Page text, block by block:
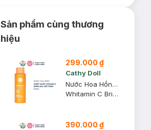
Sản phẩm cùng thương
hiệu
299.000 ₫
Cathy Doll
Nước Hoa Hồng Cathy Doll Dưỡng Sáng, Mờ Thâm 300ml
Whitamin C Brightening Toner And Essence
390.000 ₫